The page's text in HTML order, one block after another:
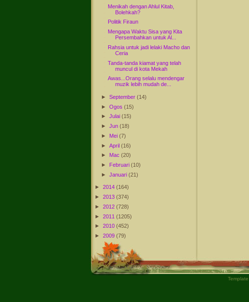
Menikah dengan Ahlul Kitab,
Bolehkah?
Politik Firaun
Mengapa Waktu Sisa yang Kita
Persembahkan untuk Al...
Rahsia untuk jadi lelaki Macho dan
Ceria
Tanda-tanda kiamat yang telah
muncul di kota Mekah
Awas...Orang selalu mendengar
muzik lebih mudah de...
►September(14)
►Ogos(15)
►Julai(15)
►Jun(18)
► Mei(7)
►April(16)
► Mac(20)
► Februari(10)
►Januari(21)
► 2014 (164)
► 2013 (374)
► 2012 (728)
► 2011 (1205)
► 2010 (452)
► 2009 (79)